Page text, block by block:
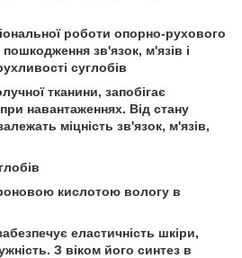
роботи опорно-рухового
зв'язок, м'язів і
суглобів
тканини, запобігає
навантаженнях. Від стану
міцність зв'язок, м'язів,
кислотою вологу в
еластичність шкіри,
З віком його синтез в